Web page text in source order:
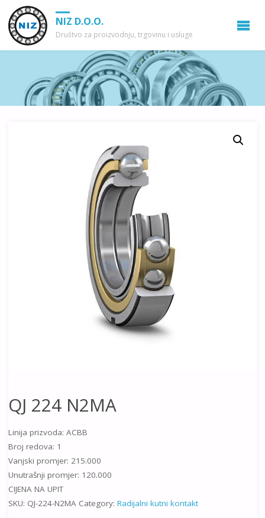
NIZ D.O.O.
Društvo za proizvodnju, trgovinu i usluge
QJ 224 N2MA
Linija prizvoda: ACBB
Broj redova: 1
Vanjski promjer: 215.000
Unutrašnji promjer: 120.000
CIJENA NA UPIT
SKU: QJ-224-N2MA Category: Radijalni kutni kontakt